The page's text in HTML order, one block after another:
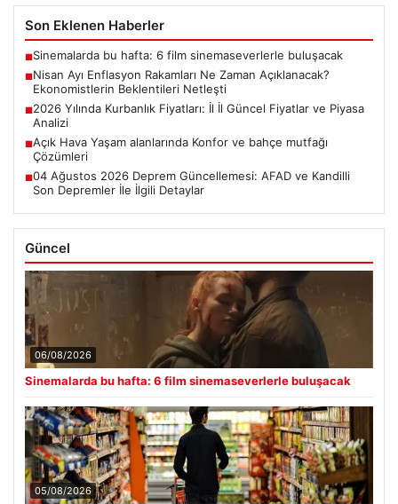
Son Eklenen Haberler
■Sinemalarda bu hafta: 6 film sinemaseverlerle buluşacak
■Nisan Ayı Enflasyon Rakamları Ne Zaman Açıklanacak?
Ekonomistlerin Beklentileri Netleşti
■2026 Yılında Kurbanlık Fiyatları: İl İl Güncel Fiyatlar ve Piyasa
Analizi
■Açık Hava Yaşam alanlarında Konfor ve bahçe mutfağı
Çözümleri
■04 Ağustos 2026 Deprem Güncellemesi: AFAD ve Kandilli
Son Depremler İle İlgili Detaylar
Güncel
06/08/2026
Sinemalarda bu hafta: 6 film sinemaseverlerle buluşacak
05/08/2026